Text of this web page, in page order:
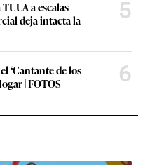
a escalas
deja intacta la
5
‘Cantante de los
| FOTOS
6